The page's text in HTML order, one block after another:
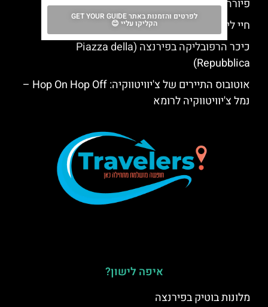
פיורה (Florence)
חיי לילה בפירנצה- המדריך המקיף
כיכר הרפובליקה בפירנצה (Piazza della
Repubblica)
אוטובוס התיירים של צ'יוויטווקיה: Hop On Hop Off –
נמל צ'יוויטווקיה לרומא
איפה לישון?
מלונות בוטיק בפירנצה
לפרטים והזמנות באתר GET YOUR GUIDE
הקליקו עליי 😊